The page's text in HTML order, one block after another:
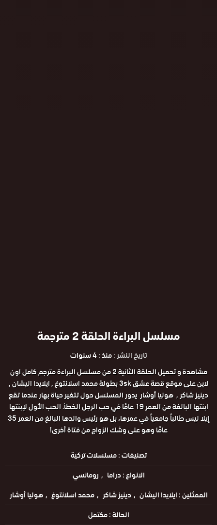
مسلسل البراءة الحلقة 2 مترجمة
تاريخ النشر :منذ : 4 سنوات
مشاهدة و تحميل الحلقة الثانية 2 من مسلسل البراءة مترجم كامل اون
لاين على موقع قصة عشق 3sk بطولة محمد اسلانتوغ , ايلايدا اليشان ,
دينيز شاكر , هوليا أوشار يدور المسلسل حول تتغير حياة بهار عندما تقع
ابنتها البالغة من العمر 19 عامًا في حب الرجل الخطأ. الحب الأول لإبنتها
إيلا ليس طالباً جامعياً في عمرها، بل هو رئيس والدها البالغ من العمر 35
عامًا وهو على وشك الزواج من فتاة أخرى!
تصنيفات :مسلسلات تركية
الانواع :دراما
رومانسي
الممثلين :ايلايدا اليشان دينيز شاكر محمد اسلانتوغ
هوليا أوشار
الحالة :مكتمل